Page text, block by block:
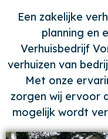
Een zakelijke
planning en
Verhuisbedrijf
verhuizen van
Met onze
zorgen wij ervoor
mogelijk wordt